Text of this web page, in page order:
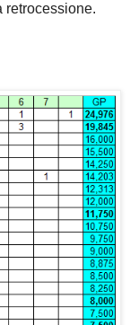
retrocessione.